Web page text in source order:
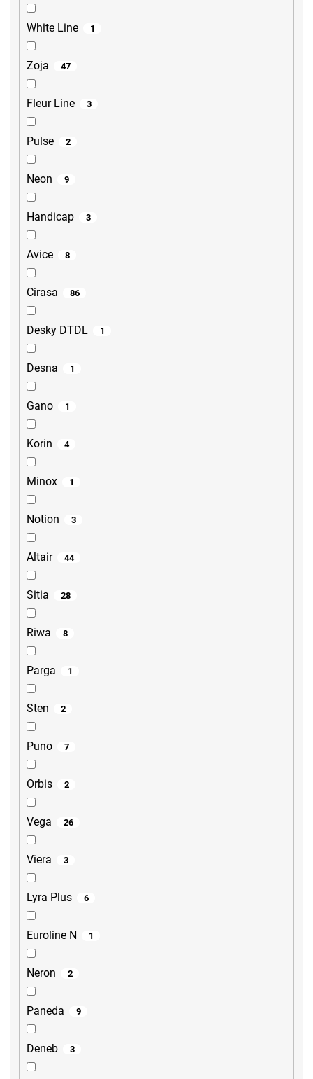
White Line 1
Zoja 47
Fleur Line 3
Pulse 2
Neon 9
Handicap 3
Avice 8
Cirasa 86
Desky DTDL 1
Desna 1
Gano 1
Korin 4
Minox 1
Notion 3
Altair 44
Sitia 28
Riwa 8
Parga 1
Sten 2
Puno 7
Orbis 2
Vega 26
Viera 3
Lyra Plus 6
Euroline N 1
Neron 2
Paneda 9
Deneb 3